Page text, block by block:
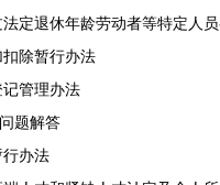
定退休年龄劳动者等特定人
除暂行办法
管理办法
题解答
行办法